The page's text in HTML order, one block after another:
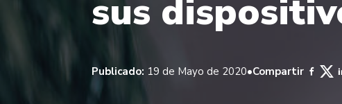
sus
Publicado: 19 de Mayo de 2020•Compartir